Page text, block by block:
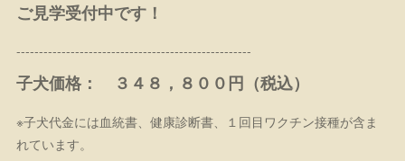
ご見学受付中です！
----------------------------------------------------
子犬価格： ３４８，８００円（税込）
※子犬代金には血統書、健康診断書、１回目ワクチン接種が含ま
れています。